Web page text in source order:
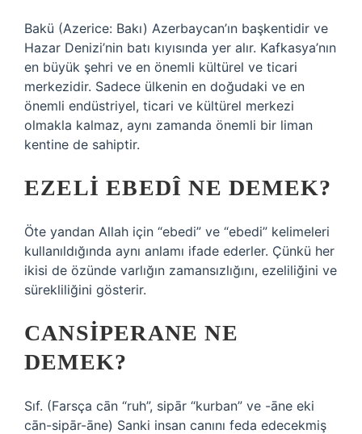
Bakü (Azerice: Bakı) Azerbaycan’ın başkentidir ve
Hazar Denizi’nin batı kıyısında yer alır. Kafkasya’nın
en büyük şehri ve en önemli kültürel ve ticari
merkezidir. Sadece ülkenin en doğudaki ve en
önemli endüstriyel, ticari ve kültürel merkezi
olmakla kalmaz, aynı zamanda önemli bir liman
kentine de sahiptir.
EZELI EBEDÎ NE DEMEK?
Öte yandan Allah için “ebedi” ve “ebedi” kelimeleri
kullanıldığında aynı anlamı ifade ederler. Çünkü her
ikisi de özünde varlığın zamansızlığını, ezeliliğini ve
sürekliliğini gösterir.
CANSIPERANE NE
DEMEK?
Sıf. (Farsça cān “ruh”, sipār “kurban” ve -āne eki
cān-sipār-āne) Sanki insan canını feda edecekmiş